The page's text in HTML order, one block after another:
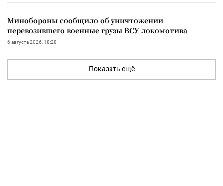
Минобороны сообщило об уничтожении
перевозившего военные грузы ВСУ локомотива
6 августа 2026, 18:28
Показать ещё